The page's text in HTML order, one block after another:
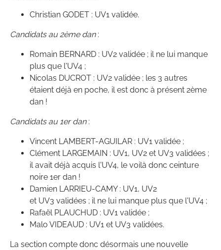
Christian GODET : UV1 validée.
Candidats au 2ème dan:
Romain BERNARD : UV2 validée ; il ne lui manque
plus que l'UV4 ;
Nicolas DUCROT : UV2 validée ; les 3 autres
étaient déjà en poche, il est donc à présent 2ème
dan !
Candidats au 1er dan:
Vincent LAMBERT-AGUILAR : UV1 validée ;
Clément LARGEMAIN : UV1, UV2 et UV3 validées ;
il avait déjà acquis l'UV4, le voilà donc ceinture
noire 1er dan !
Damien LARRIEU-CAMY : UV1, UV2
et UV3 validées ; il ne lui manque plus que l'UV4 ;
Rafaël PLAUCHUD : UV1 validée ;
Malo VIDEAUD : UV1 et UV3 validées.
La section compte donc désormais une nouvelle